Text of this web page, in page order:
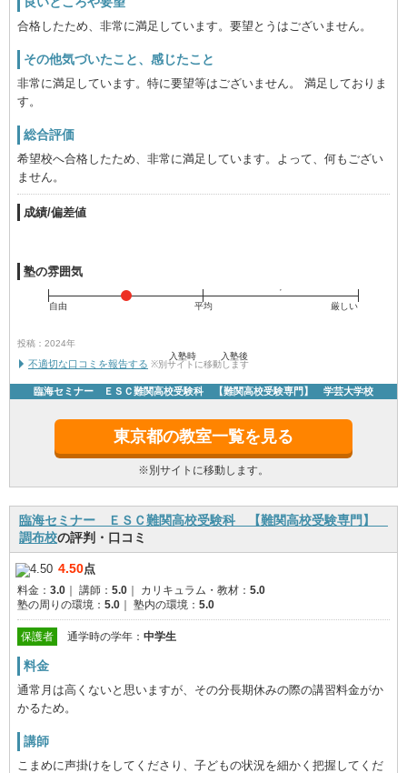
合格したため、非常に満足しています。要望とうはございません。
その他気づいたこと、感じたこと
非常に満足しています。特に要望等はございません。 満足しておりま
す。
総合評価
希望校へ合格したため、非常に満足しています。よって、何もござい
ません。
成績/偏差値
入塾時 入塾後
塾の雰囲気
自由 平均 厳しい
投稿：2024年
不適切な口コミを報告する ※別サイトに移動します
臨海セミナー ＥＳＣ難関高校受験科 【難関高校受験専門】 学芸大学校
東京都の教室一覧を見る
※別サイトに移動します。
臨海セミナー ＥＳＣ難関高校受験科 【難関高校受験専門】
調布校の評判・口コミ
4.50点
料金： 3.0 講師： 5.0 カリキュラム・教材： 5.0
塾の周りの環境： 5.0 塾内の環境： 5.0
保護者 通学時の学年： 中学生
料金
通常月は高くないと思いますが、その分長期休みの際の講習料金がか
かるため。
講師
こまめに声掛けをしてくださり、子どもの状況を細かく把握してくだ